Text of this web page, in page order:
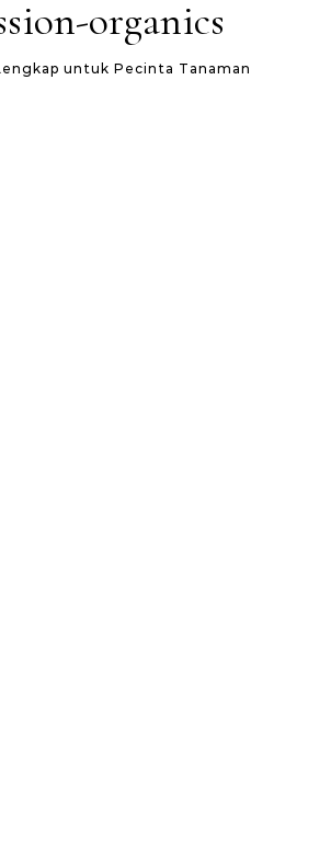
organics
untuk Pecinta Tanaman